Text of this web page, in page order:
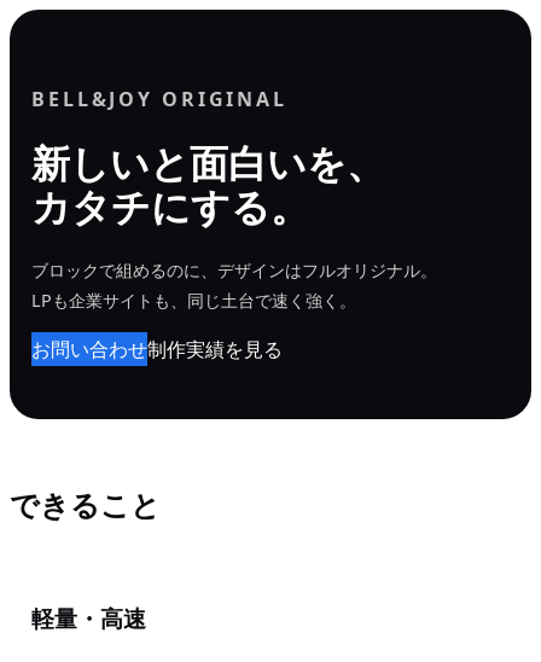
内
BELL&JOY ORIGINAL
新しいと面白いを、
カタチにする。
ブロックで組めるのに、デザインはフルオリジナル。
LPも企業サイトも、同じ土台で速く強く。
お問い合わせ制作実績を見る
できること
軽量・高速